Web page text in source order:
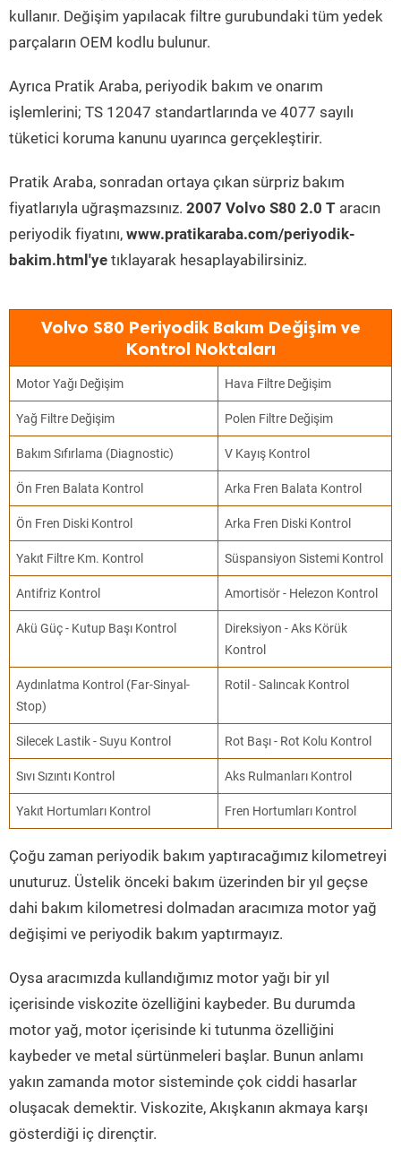
kullanır. Değişim yapılacak filtre gurubundaki tüm yedek
parçaların OEM kodlu bulunur.
Ayrıca Pratik Araba, periyodik bakım ve onarım
işlemlerini; TS 12047 standartlarında ve 4077 sayılı
tüketici koruma kanunu uyarınca gerçekleştirir.
Pratik Araba, sonradan ortaya çıkan sürpriz bakım
fiyatlarıyla uğraşmazsınız. 2007 Volvo S80 2.0 T aracın
periyodik fiyatını, www.pratikaraba.com/periyodik-
bakim.html'ye tıklayarak hesaplayabilirsiniz.
Volvo S80 Periyodik Bakım Değişim ve
Kontrol Noktaları
Motor Yağı Değişim Hava Filtre Değişim
Yağ Filtre Değişim Polen Filtre Değişim
Bakım Sıfırlama (Diagnostic) V Kayış Kontrol
Ön Fren Balata Kontrol Arka Fren Balata Kontrol
Ön Fren Diski Kontrol Arka Fren Diski Kontrol
Yakıt Filtre Km. Kontrol Süspansiyon Sistemi Kontrol
Antifriz Kontrol Amortisör - Helezon Kontrol
Akü Güç - Kutup Başı Kontrol
Direksiyon - Aks Körük
Kontrol
Aydınlatma Kontrol (Far-Sinyal-
Stop)
Rotil - Salıncak Kontrol
Silecek Lastik - Suyu Kontrol Rot Başı - Rot Kolu Kontrol
Sıvı Sızıntı Kontrol Aks Rulmanları Kontrol
Yakıt Hortumları Kontrol Fren Hortumları Kontrol
Çoğu zaman periyodik bakım yaptıracağımız kilometreyi
unuturuz. Üstelik önceki bakım üzerinden bir yıl geçse
dahi bakım kilometresi dolmadan aracımıza motor yağ
değişimi ve periyodik bakım yaptırmayız.
Oysa aracımızda kullandığımız motor yağı bir yıl
içerisinde viskozite özelliğini kaybeder. Bu durumda
motor yağ, motor içerisinde ki tutunma özelliğini
kaybeder ve metal sürtünmeleri başlar. Bunun anlamı
yakın zamanda motor sisteminde çok ciddi hasarlar
oluşacak demektir. Viskozite, Akışkanın akmaya karşı
gösterdiği iç dirençtir.